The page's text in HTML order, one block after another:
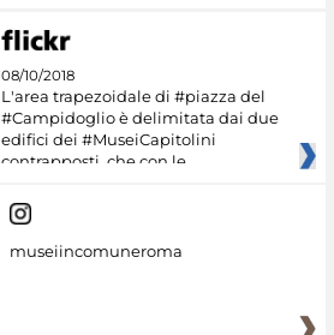
08/10/2018
L'area trapezoidale di #piazza del
#Campidoglio è delimitata dai due
edifici dei #MuseiCapitolini
contrapposti, che con le
museiincomuneroma